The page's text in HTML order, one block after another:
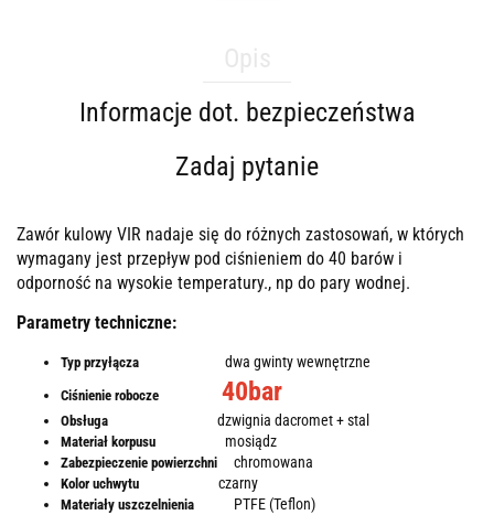
Informacje dot. bezpieczeństwa
Zadaj pytanie
Zawór kulowy VIR nadaje się do różnych zastosowań, w których
wymagany jest przepływ pod ciśnieniem do 40 barów i
odporność na wysokie temperatury., np do pary wodnej.
Parametry techniczne:
Typ przyłącza dwa gwinty wewnętrzne
Ciśnienie robocze 40bar
Obsługa dzwignia dacromet + stal
Materiał korpusu mosiądz
Zabezpieczenie powierzchni chromowana
Kolor uchwytu czarny
Materiały uszczelnienia PTFE (Teflon)